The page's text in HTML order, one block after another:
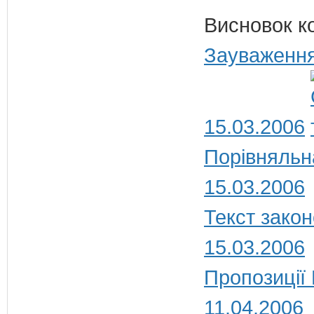
Висновок
15.03.2006
15.03.2006
Текст
15.03.2006
11.04.2006